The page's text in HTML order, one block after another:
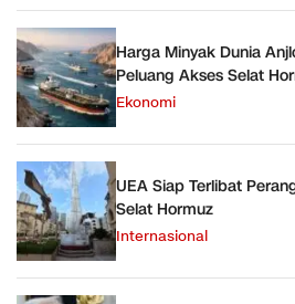
Harga Minyak Dunia
Peluang Akses Selat
Ekonomi
UEA Siap Terlibat
Selat Hormuz
Internasional